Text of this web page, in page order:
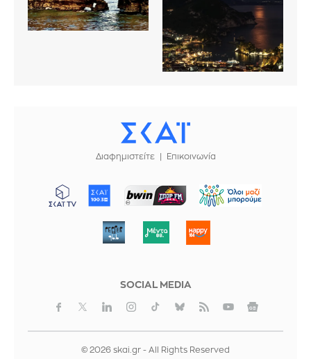
Διαφημιστείτε Επικοινωνία
ΜΠΟΡΟΥΜΕ
SOCIAL MEDIA
© 2026 skai.gr - All Rights Reserved